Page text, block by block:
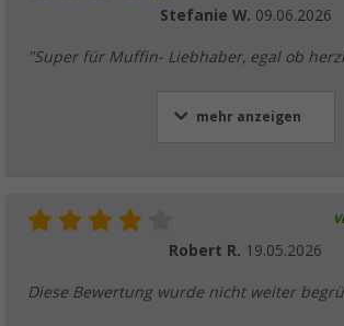
Stefanie W. 09.06.2026
"Super für Muffin- Liebhaber, egal ob
mehr anzeigen
Robert R. 19.05.2026
Diese Bewertung wurde nicht weiter